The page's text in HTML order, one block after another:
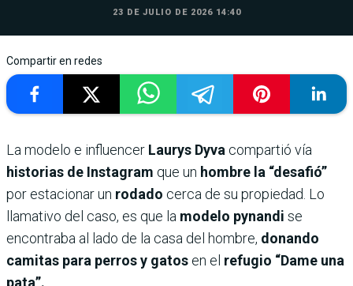
23 DE JULIO DE 2026 14:40
Compartir en redes
La modelo e influencer Laurys Dyva compartió vía
historias de Instagram que un hombre la “desafió”
por estacionar un rodado cerca de su propiedad. Lo
llamativo del caso, es que la modelo pynandi se
encontraba al lado de la casa del hombre, donando
camitas para perros y gatos en el refugio “Dame una
pata”.